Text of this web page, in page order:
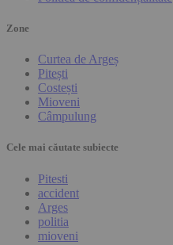
Zone
Curtea de Argeș
Pitești
Costești
Mioveni
Câmpulung
Cele mai căutate subiecte
Pitesti
accident
Arges
politia
mioveni